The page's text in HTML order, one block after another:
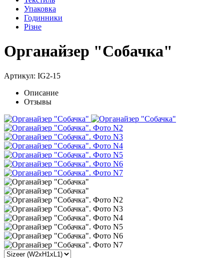
Упаковка
Годинники
Різне
Органайзер "Собачка"
Артикул: IG2-15
Описание
Отзывы